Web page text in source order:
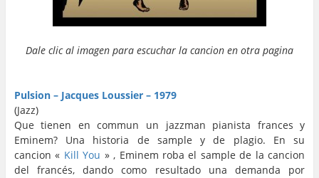
Dale clic al imagen para escuchar la cancion en otra pagina
Pulsion – Jacques Loussier – 1979
(Jazz)
Que tienen en commun un jazzman pianista frances y
Eminem? Una historia de sample y de plagio. En su
cancion « Kill You » , Eminem roba el sample de la cancion
del francés, dando como resultado una demanda por